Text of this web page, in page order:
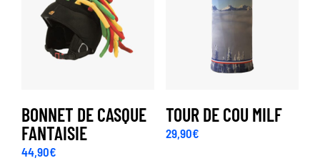
BONNET DE CASQUE
FANTAISIE
44,90€
TOUR DE COU MILF
29,90€